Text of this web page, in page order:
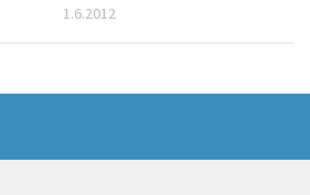
1.6.2012